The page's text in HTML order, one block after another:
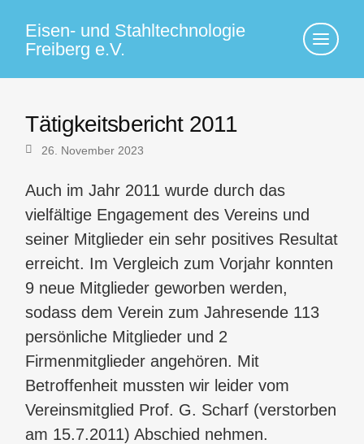
Eisen- und Stahltechnologie
Freiberg e.V.
Klicke
hier,
die
Tätigkeitsbericht 2011
26. November 2023
Auch im Jahr 2011 wurde durch das
vielfältige Engagement des Vereins und
seiner Mitglieder ein sehr positives Resultat
erreicht. Im Vergleich zum Vorjahr konnten
9 neue Mitglieder geworben werden,
sodass dem Verein zum Jahresende 113
persönliche Mitglieder und 2
Firmenmitglieder angehören. Mit
Betroffenheit mussten wir leider vom
Vereinsmitglied Prof. G. Scharf (verstorben
am 15.7.2011) Abschied nehmen.